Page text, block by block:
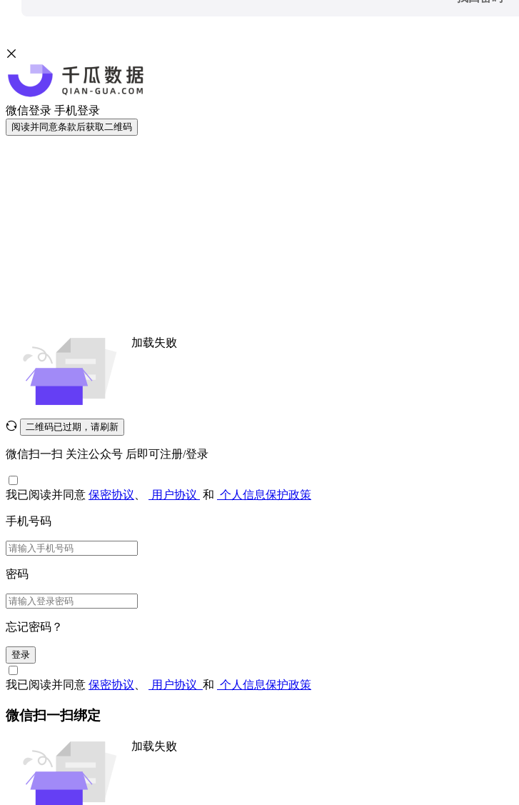
微信登录 手机登录
阅读并同意条款后获取二维码
加载失败
二维码已过期，请刷新
微信扫一扫 关注公众号 后即可注册/登录
我已阅读并同意 保密协议 用户协议 和 个人信息保护政策
手机号码
密码
忘记密码？
登录
我已阅读并同意 保密协议 用户协议 和 个人信息保护政策
微信扫一扫绑定
加载失败